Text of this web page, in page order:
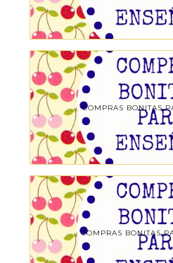
COMPRAS BONITAS
COMPRAS BONITAS